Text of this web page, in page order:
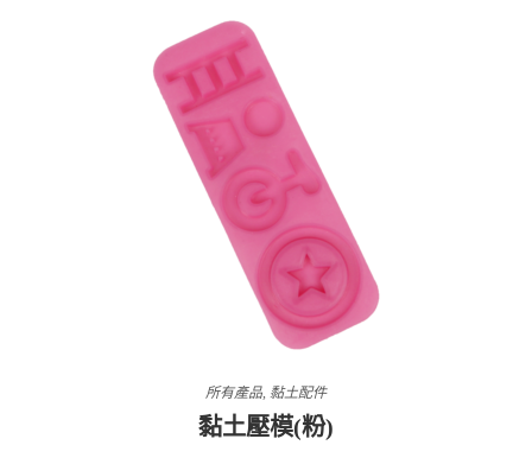
所有產品, 黏土配件
黏土壓模(粉)